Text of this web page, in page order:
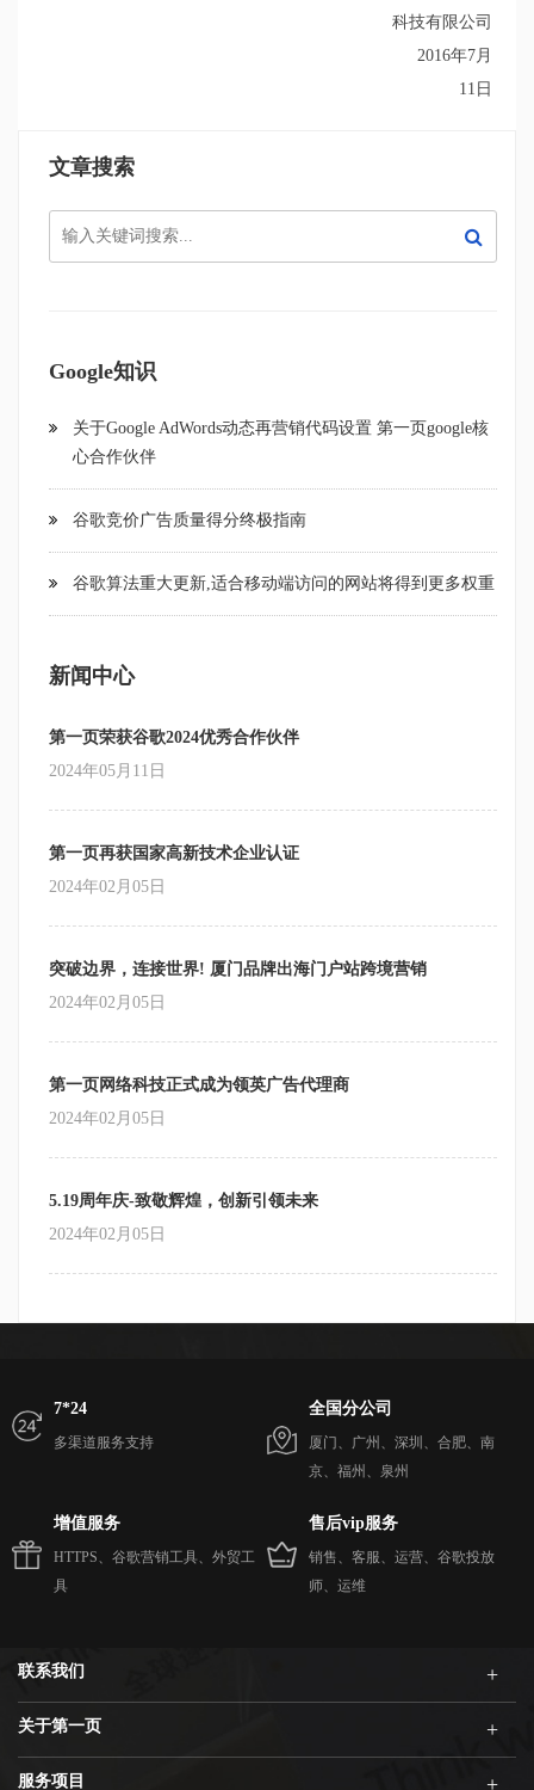
科技有限公司
2016年7月
11日
文章搜索
Google知识
关于Google AdWords动态再营销代码设置 第一页google核
心合作伙伴
谷歌竞价广告质量得分终极指南
谷歌算法重大更新,适合移动端访问的网站将得到更多权重
新闻中心
第一页荣获谷歌2024优秀合作伙伴
2024年05月11日
第一页再获国家高新技术企业认证
2024年02月05日
突破边界，连接世界! 厦门品牌出海门户站跨境营销
2024年02月05日
第一页网络科技正式成为领英广告代理商
2024年02月05日
5.19周年庆-致敬辉煌，创新引领未来
2024年02月05日
7*24
多渠道服务支持
全国分公司
厦门、广州、深圳、合肥、南
京、福州、泉州
增值服务
HTTPS、谷歌营销工具、外贸工
具
售后vip服务
销售、客服、运营、谷歌投放
师、运维
联系我们
关于第一页
服务项目